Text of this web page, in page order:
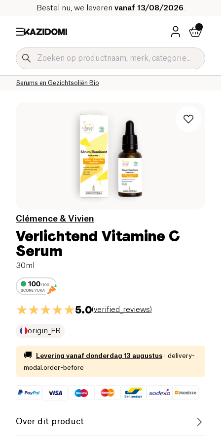
Bestel nu, we leveren vanaf 13/08/2026
Serums en Gezichtsoliën Bio
Crèmes en Serums voor het Gezicht Bio
Hygiëne & Schoonheid
Onze biologische catalogus
Home
Clémence & Vivien
Verlichtend Vitamine C
Serum
30ml
5.0(verified_reviews)
origin_FR
🚚 Levering vanaf donderdag 13 augustus · delivery-
modal.order-before
Over dit product